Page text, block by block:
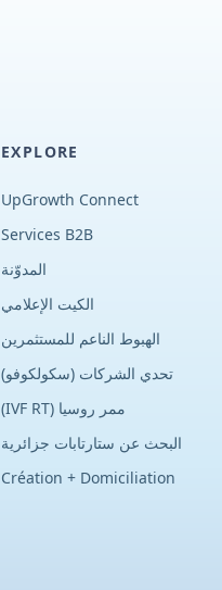
EXPLORE
UpGrowth Connect
Services B2B
المدوّنة
الكيت الإعلامي
الهبوط الناعم للمستثمرين
تحدي الشركات (سكولكوفو)
ممر روسيا (IVF RT)
البحث عن ستارتابات جزائرية
Création + Domiciliation